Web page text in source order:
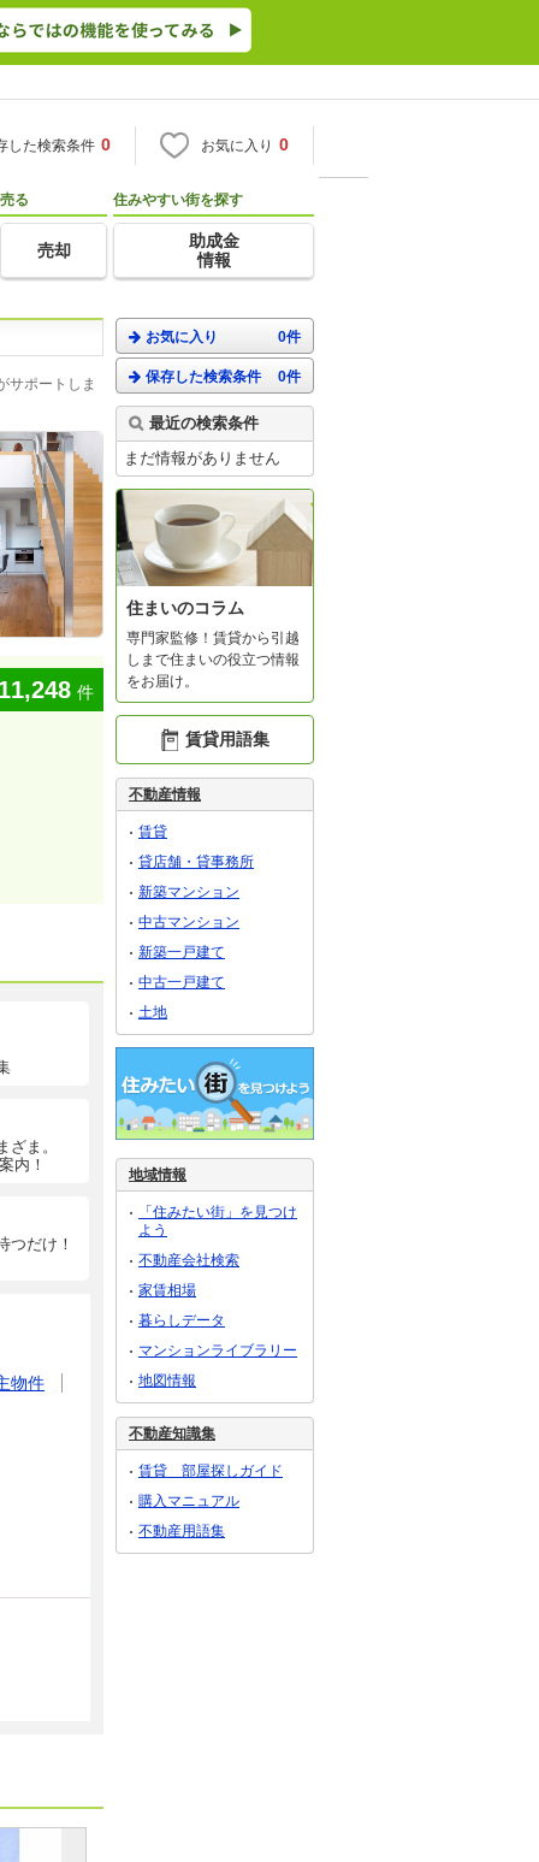
した検索条件 0 お気に入り 0
売る
売却
住みやすい街を探す
助成金
情報
サポートしま
件
ま。
内！
つだけ！
物件
お気に入り 0件
保存した検索条件 0件
最近の検索条件
まだ情報がありません
住まいのコラム
専門家監修！賃貸から引越
しまで住まいの役立つ情報
をお届け。
賃貸用語集
不動産情報
賃貸
貸店舗・貸事務所
新築マンション
中古マンション
新築一戸建て
中古一戸建て
土地
地域情報
「住みたい街」を見つけ
よう
不動産会社検索
家賃相場
暮らしデータ
マンションライブラリー
地図情報
不動産知識集
賃貸 部屋探しガイド
購入マニュアル
不動産用語集